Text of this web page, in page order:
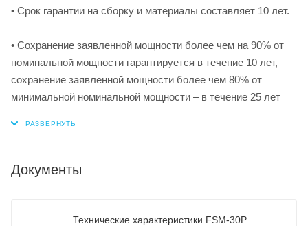
• Срок гарантии на сборку и материалы составляет 10 лет.
• Сохранение заявленной мощности более чем на 90% от
номинальной мощности гарантируется в течение 10 лет,
сохранение заявленной мощности более чем 80% от
минимальной номинальной мощности – в течение 25 лет
Документы
Технические характеристики FSM-30P